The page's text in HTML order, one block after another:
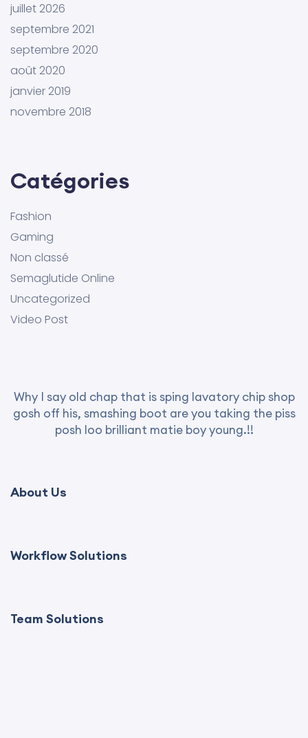
juillet 2026
septembre 2021
septembre 2020
août 2020
janvier 2019
novembre 2018
Catégories
Fashion
Gaming
Non classé
Semaglutide Online
Uncategorized
Video Post
Why I say old chap that is sping lavatory chip shop
gosh off his, smashing boot are you taking the piss
posh loo brilliant matie boy young.!!
About Us
Workflow Solutions
Team Solutions